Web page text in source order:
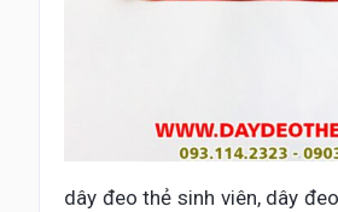
dây đeo thẻ sinh viên, dây